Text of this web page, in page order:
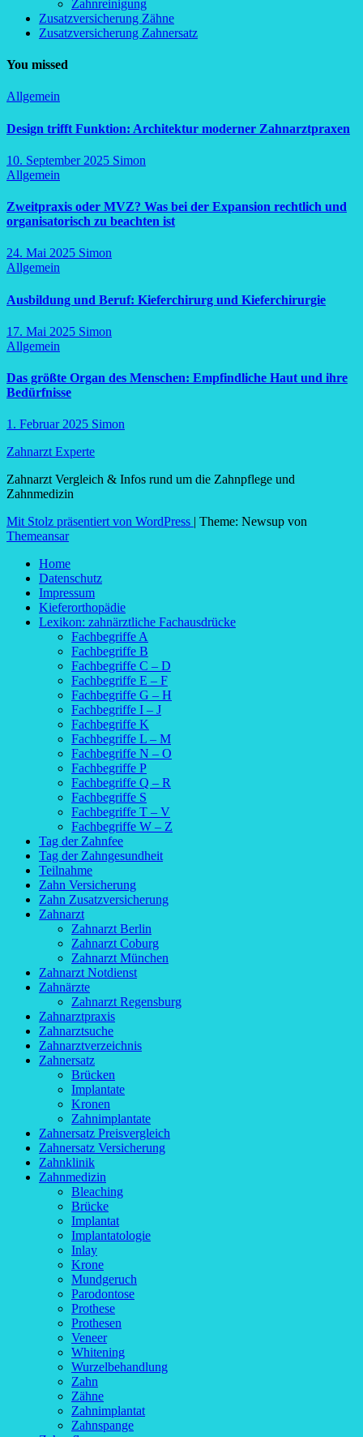
Zahnreinigung
Zusatzversicherung Zähne
Zusatzversicherung Zahnersatz
You missed
Allgemein
Design trifft Funktion: Architektur moderner Zahnarztpraxen
10. September 2025 Simon
Allgemein
Zweitpraxis oder MVZ? Was bei der Expansion rechtlich und
organisatorisch zu beachten ist
24. Mai 2025 Simon
Allgemein
Ausbildung und Beruf: Kieferchirurg und Kieferchirurgie
17. Mai 2025 Simon
Allgemein
Das größte Organ des Menschen: Empfindliche Haut und ihre
Bedürfnisse
1. Februar 2025 Simon
Zahnarzt Experte
Zahnarzt Vergleich & Infos rund um die Zahnpflege und
Zahnmedizin
Mit Stolz präsentiert von WordPress | Theme: Newsup von
Themeansar
Home
Datenschutz
Impressum
Kieferorthopädie
Lexikon: zahnärztliche Fachausdrücke
Fachbegriffe A
Fachbegriffe B
Fachbegriffe C – D
Fachbegriffe E – F
Fachbegriffe G – H
Fachbegriffe I – J
Fachbegriffe K
Fachbegriffe L – M
Fachbegriffe N – O
Fachbegriffe P
Fachbegriffe Q – R
Fachbegriffe S
Fachbegriffe T – V
Fachbegriffe W – Z
Tag der Zahnfee
Tag der Zahngesundheit
Teilnahme
Zahn Versicherung
Zahn Zusatzversicherung
Zahnarzt
Zahnarzt Berlin
Zahnarzt Coburg
Zahnarzt München
Zahnarzt Notdienst
Zahnärzte
Zahnarzt Regensburg
Zahnarztpraxis
Zahnarztsuche
Zahnarztverzeichnis
Zahnersatz
Brücken
Implantate
Kronen
Zahnimplantate
Zahnersatz Preisvergleich
Zahnersatz Versicherung
Zahnklinik
Zahnmedizin
Bleaching
Brücke
Implantat
Implantatologie
Inlay
Krone
Mundgeruch
Parodontose
Prothese
Prothesen
Veneer
Whitening
Wurzelbehandlung
Zahn
Zähne
Zahnimplantat
Zahnspange